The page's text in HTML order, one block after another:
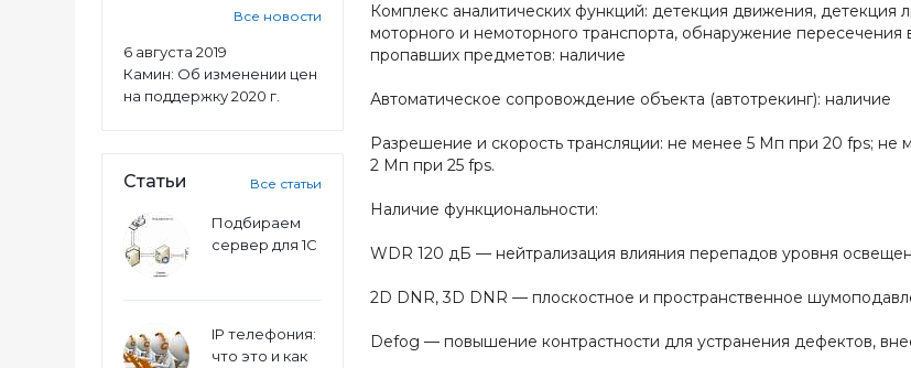
Все новости
6 августа 2019
Камин: Об изменении цен
на поддержку 2020 г.
Статьи Все статьи
Подбираем
сервер для 1С
IP телефония:
что это и как
Комплекс аналитических функций: детекция движения, детекция
моторного и немоторного транспорта, обнаружение пересечения
пропавших предметов: наличие
Автоматическое сопровождение объекта (автотрекинг): наличие
Разрешение и скорость трансляции: не менее 5 Мп при 20 fps;
2 Мп при 25 fps.
Наличие функциональности:
WDR 120 дБ — нейтрализация влияния перепадов уровня
2D DNR, 3D DNR — плоскостное и пространственное
Defog — повышение контрастности для устранения дефектов,